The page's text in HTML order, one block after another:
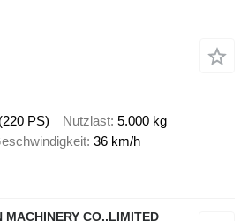
PS) Nutzlast 5.000 kg
36 km/h
MACHINERY CO.,LIMITED